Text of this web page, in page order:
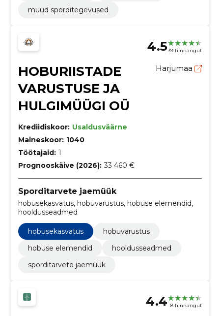
muud sporditegevused
4.539 hinnangut
HOBURIISTADE
VARUSTUSE JA
HULGIMÜÜGI OÜ
Harjumaa
Krediidiskoor: Usaldusväärne
Maineskoor: 1040
Töötajaid: 1
Prognooskäive (2026): 33 460 €
Sporditarvete jaemüük
hobusekasvatus, hobuvarustus, hobuse elemendid,
hooldusseadmed
hobusekasvatus
hobuvarustus
hobuse elemendid
hooldusseadmed
sporditarvete jaemüük
4.4 8 hinnangut